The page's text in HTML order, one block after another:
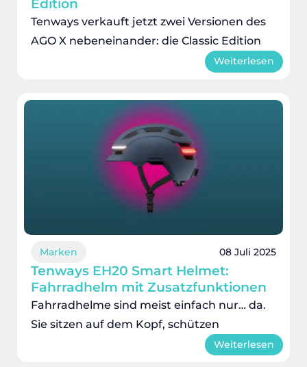
Edition
Tenways verkauft jetzt zwei Versionen des
AGO X nebeneinander: die Classic Edition
Weiterlesen
Marken 08 Juli 2025
Tenways EH20 Smart Helmet:
Fahrradhelm mit Zusatzfunktionen
Fahrradhelme sind meist einfach nur… da.
Sie sitzen auf dem Kopf, schützen
Weiterlesen